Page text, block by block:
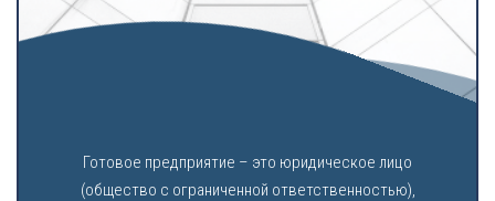
Готовое предприятие – это юридическое лицо
(общество с ограниченной ответственностью),